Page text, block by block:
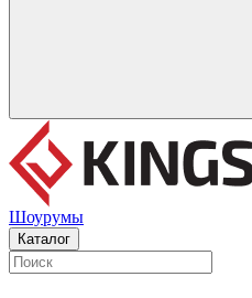
Шоурумы
Каталог